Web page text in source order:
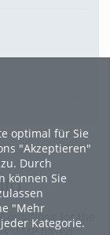
optimal für Sie
"Akzeptieren"
Durch
können Sie
"Mehr
Kategorie.
for the
ViMP based